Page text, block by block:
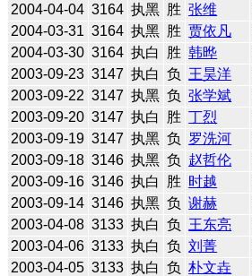
2004-04-04 3164 执黑 胜 张维
2004-03-31 3164 执黑 胜 贾依凡
2004-03-30 3164 执白 胜 韩晔
2003-09-23 3147 执白 负 王昊洋
2003-09-22 3147 执黑 负 张学斌
2003-09-20 3147 执白 胜 丁烈
2003-09-19 3147 执黑 负 罗洗河
2003-09-18 3146 执黑 负 赵哲伦
2003-09-16 3146 执白 胜 时越
2003-09-14 3146 执黑 负 谢赫
2003-04-08 3133 执白 负 王东亮
2003-04-06 3133 执白 负 刘菁
2003-04-05 3133 执白 负 朴文垚